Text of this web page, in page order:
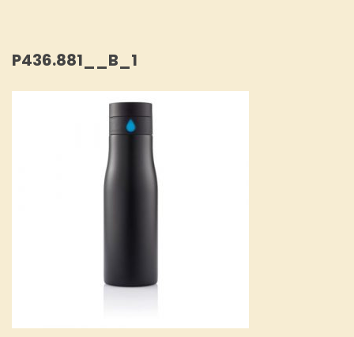
P436.881__B_1